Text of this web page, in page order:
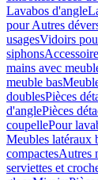
Lavabos d'angle
pour Autres
usagesVidoirs
siphons
mains avec
meuble bas
doublesPièces
d'anglePièces
coupellePour
Meubles latéraux
compactesAutres
serviettes et